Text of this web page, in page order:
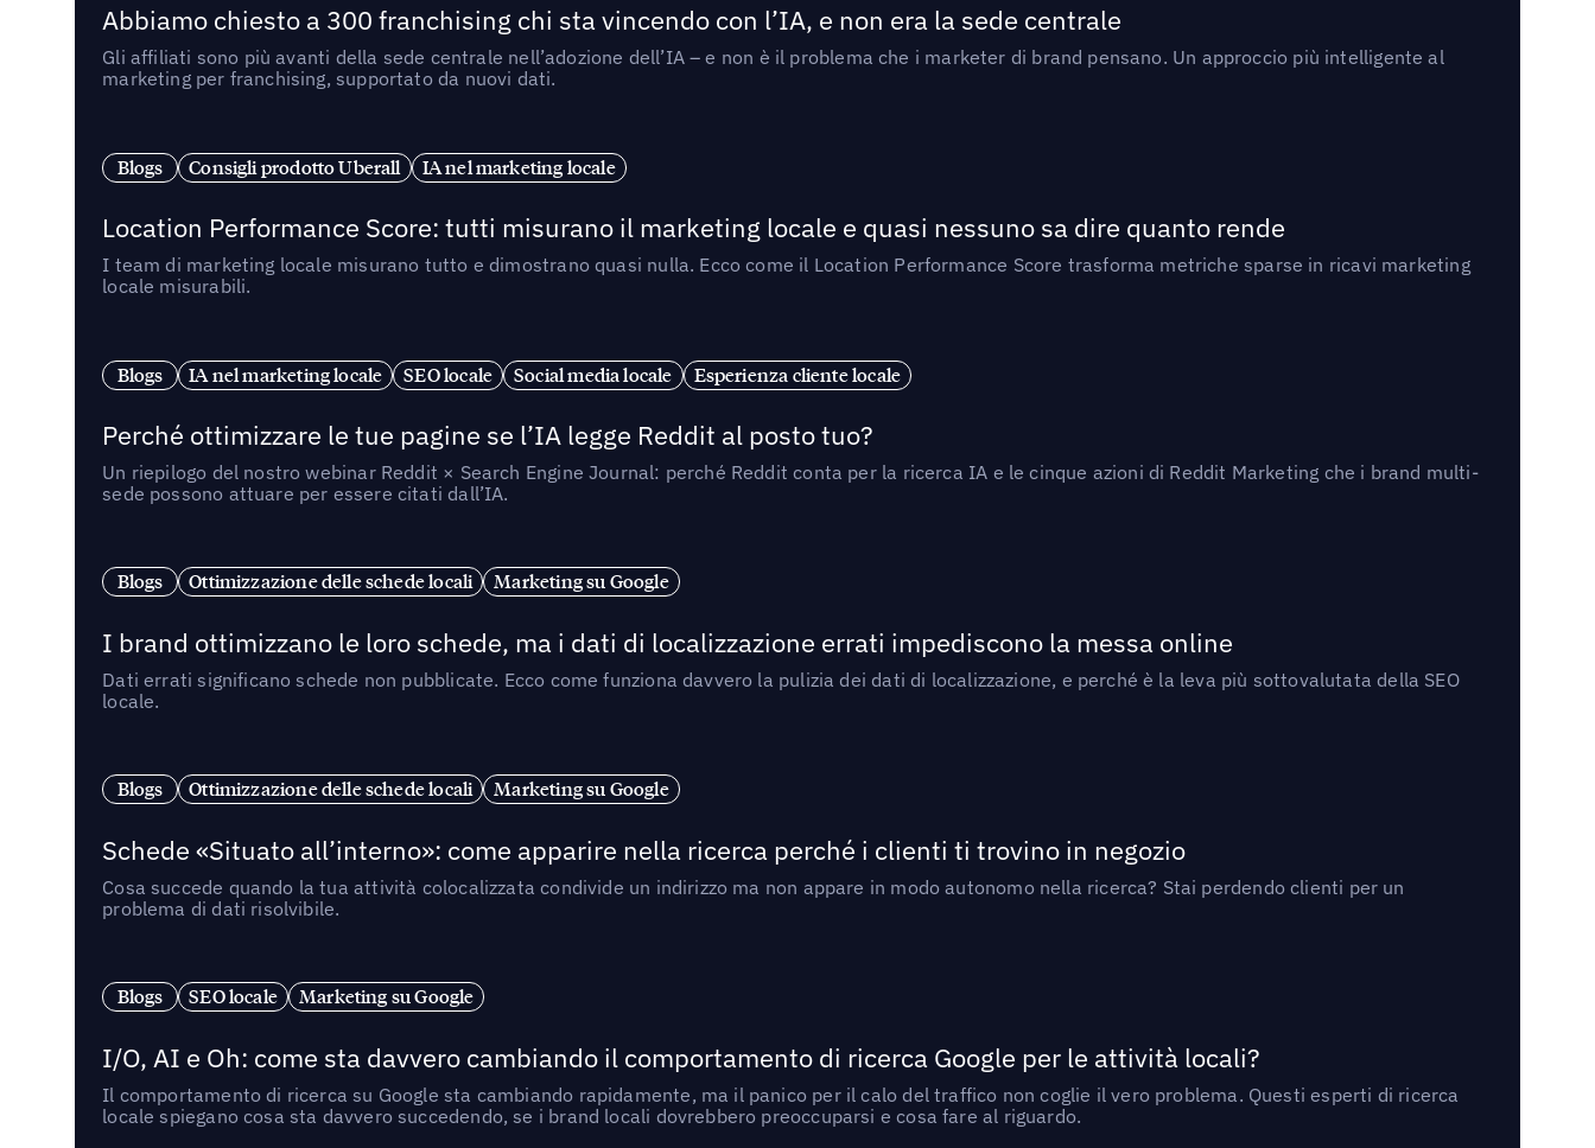
Abbiamo chiesto a 300 franchising chi sta vincendo con l’IA, e non era la sede centrale
Gli affiliati sono più avanti della sede centrale nell’adozione dell’IA – e non è il problema che i marketer di brand pensano. Un approccio più intelligente al
marketing per franchising, supportato da nuovi dati.
Blogs Consigli prodotto Uberall IA nel marketing locale
Location Performance Score: tutti misurano il marketing locale e quasi nessuno sa dire quanto rende
I team di marketing locale misurano tutto e dimostrano quasi nulla. Ecco come il Location Performance Score trasforma metriche sparse in ricavi marketing
locale misurabili.
Blogs IA nel marketing locale SEO locale Social media locale Esperienza cliente locale
Perché ottimizzare le tue pagine se l’IA legge Reddit al posto tuo?
Un riepilogo del nostro webinar Reddit × Search Engine Journal: perché Reddit conta per la ricerca IA e le cinque azioni di Reddit Marketing che i brand multi-
sede possono attuare per essere citati dall’IA.
Blogs Ottimizzazione delle schede locali Marketing su Google
I brand ottimizzano le loro schede, ma i dati di localizzazione errati impediscono la messa online
Dati errati significano schede non pubblicate. Ecco come funziona davvero la pulizia dei dati di localizzazione, e perché è la leva più sottovalutata della SEO
locale.
Blogs Ottimizzazione delle schede locali Marketing su Google
Schede «Situato all’interno»: come apparire nella ricerca perché i clienti ti trovino in negozio
Cosa succede quando la tua attività colocalizzata condivide un indirizzo ma non appare in modo autonomo nella ricerca? Stai perdendo clienti per un
problema di dati risolvibile.
Blogs SEO locale Marketing su Google
I/O, AI e Oh: come sta davvero cambiando il comportamento di ricerca Google per le attività locali?
Il comportamento di ricerca su Google sta cambiando rapidamente, ma il panico per il calo del traffico non coglie il vero problema. Questi esperti di ricerca
locale spiegano cosa sta davvero succedendo, se i brand locali dovrebbero preoccuparsi e cosa fare al riguardo.